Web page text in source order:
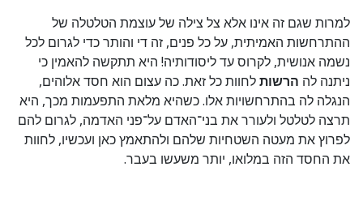
למרות שגם זה אינו אלא צל צילה של עוצמת הטלטלה של
ההתרחשות האמיתית, על כל פנים, זה די והותר כדי לגרום לכל
נשמה אנושית, לקרוס עד ליסודותיה! היא תתקשה להאמין כי
ניתנה לה הרשותלחוות כל זאת. כה עצום הוא חסד אלוהים,
הנגלה לה בהתרחשויות אלו. כשהיא מלאת התפעמות מכך, היא
תרצה לטלטל ולעורר את בני־האדם על־פני האדמה, לגרום להם
לפרוץ את מעטה השטחיות שלהם ולהתאמץ כאן ועכשיו, לחוות
את החסד הזה במלואו, יותר משעשו בעבר.